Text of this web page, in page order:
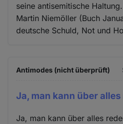
seine antisemitische Haltung.
Martin Niemöller (Buch
deutsche Schuld, Not und
Antimodes (nicht überprüft)
Ja, man kann über alles
Ja, man kann über alles